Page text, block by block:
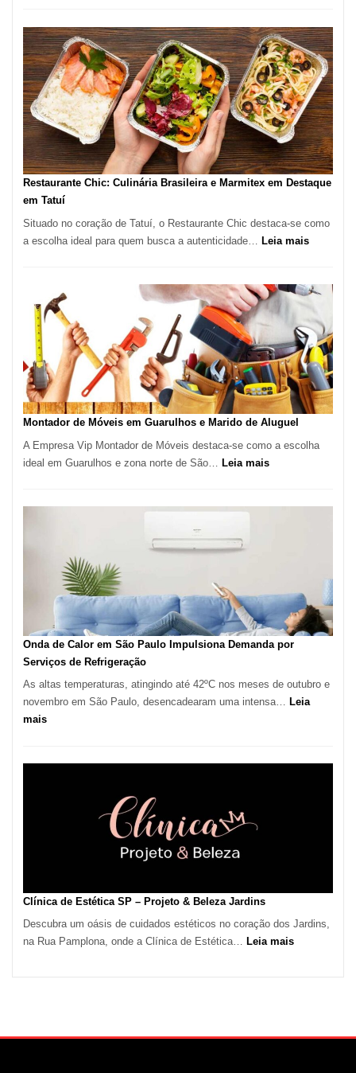
Feridas
em
São
Paulo
com
Restaurante Chic: Culinária Brasileira e Marmitex em Destaque
em Tatuí
Situado no coração de Tatuí, o Restaurante Chic destaca-se como
a escolha ideal para quem busca a autenticidade…
Leia mais:
Culinária
Brasileira
e
Marmitex
em
Destaque
em
Tatuí
Montador de Móveis em Guarulhos e Marido de Aluguel
A Empresa Vip Montador de Móveis destaca-se como a escolha
ideal em Guarulhos e zona norte de São… Leia mais:
de
Aluguel
Onda de Calor em São Paulo Impulsiona Demanda por
Serviços de Refrigeração
As altas temperaturas, atingindo até 42ºC nos meses de outubro e
novembro em São Paulo, desencadearam uma intensa… Leia
mais:
Serviços
Refrigeração
Clínica de Estética SP – Projeto & Beleza Jardins
Descubra um oásis de cuidados estéticos no coração dos Jardins,
na Rua Pamplona, onde a Clínica de Estética… Leia mais: